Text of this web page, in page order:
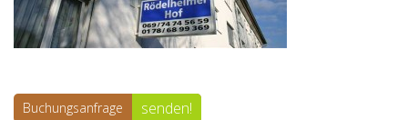
Buchungsanfrage senden!